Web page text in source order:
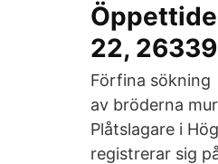
22, 26339
Förfina sökning
av bröderna
Plåtslagare i
registrerar sig